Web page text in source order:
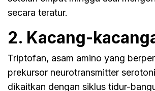
secara teratur.
2. Kacang-
Triptofan, asam amino yang
prekursor neurotransmitter
dikaitkan dengan siklus tidur-